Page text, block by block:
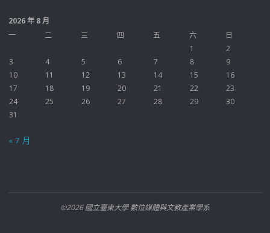
2026 年 8 月
一
二 三 四 五 六
日
1
2
3
4 5 6 7 8
9
10
11 12 13 14 15
16
17
18 19 20 21 22
23
24
25 26 27 28 29
30
31
« 7 月
©2026 國立臺東大學 數位媒體與文教產業學系